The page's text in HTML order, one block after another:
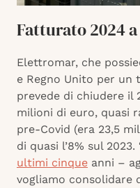
Fatturato 2024
Elettromar, che
e Regno Unito per un
prevede di chiudere
milioni di euro, quasi
pre-Covid (era 23,5
di quasi l’8% sul 2023.
ultimi cinque anni –
vogliamo consolidare